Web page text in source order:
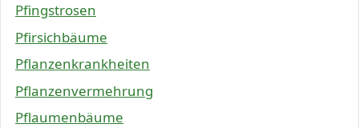
Pfingstrosen
Pfirsichbäume
Pflanzenkrankheiten
Pflanzenvermehrung
Pflaumenbäume